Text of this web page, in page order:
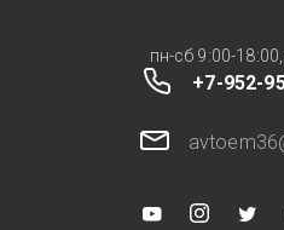
пн-сб 9:00-
+7-952-